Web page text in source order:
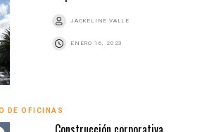
JACKELINE VALLE
ENERO 16, 2023
DE OFICINAS